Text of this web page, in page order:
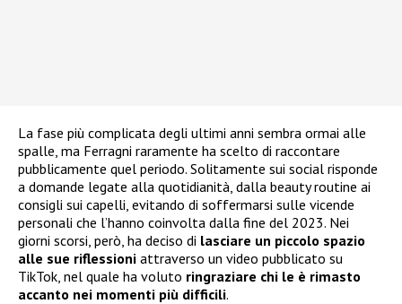
La fase più complicata degli ultimi anni sembra ormai alle
spalle, ma Ferragni raramente ha scelto di raccontare
pubblicamente quel periodo. Solitamente sui social risponde
a domande legate alla quotidianità, dalla beauty routine ai
consigli sui capelli, evitando di soffermarsi sulle vicende
personali che l’hanno coinvolta dalla fine del 2023. Nei
giorni scorsi, però, ha deciso di lasciare un piccolo spazio
alle sue riflessioni attraverso un video pubblicato su
TikTok, nel quale ha voluto ringraziare chi le è rimasto
accanto nei momenti più difficili.